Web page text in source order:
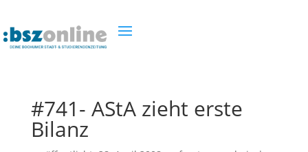
#741- AStA zieht erste
Bilanz